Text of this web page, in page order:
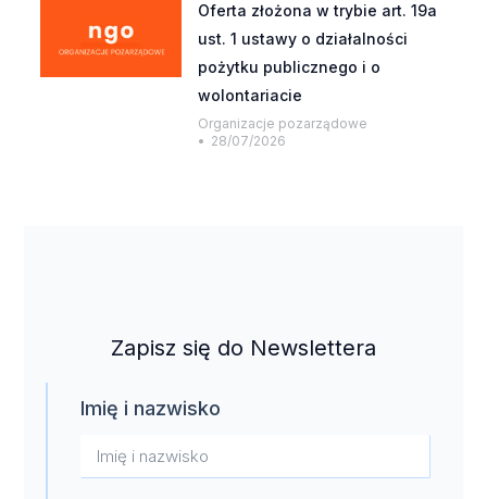
Oferta złożona w trybie art. 19a
ust. 1 ustawy o działalności
pożytku publicznego i o
wolontariacie
Organizacje pozarządowe
28/07/2026
Zapisz się do Newslettera
Imię i nazwisko